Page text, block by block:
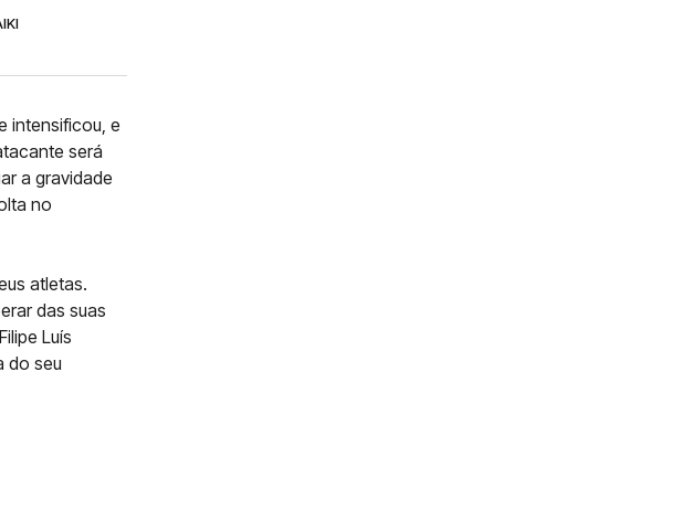
intensificou, e
será
a gravidade
no
atletas.
das suas
Luís
do seu